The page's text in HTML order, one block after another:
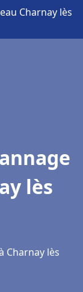
Charnay lès
lès
Charnay lès